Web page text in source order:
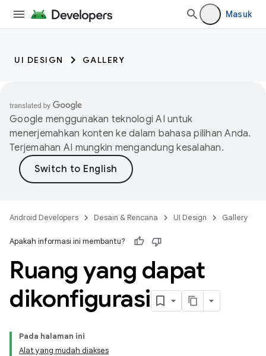
Masuk
UI DESIGN GALLERY
Google menggunakan teknologi AI untuk
menerjemahkan konten ke dalam bahasa pilihan Anda.
Terjemahan AI mungkin mengandung kesalahan.
Android Developers Desain & Rencana UI Design Gallery
Apakah informasi ini membantu?
Ruang yang dapat
dikonfigurasi
Pada halaman ini
Alat yang mudah diakses